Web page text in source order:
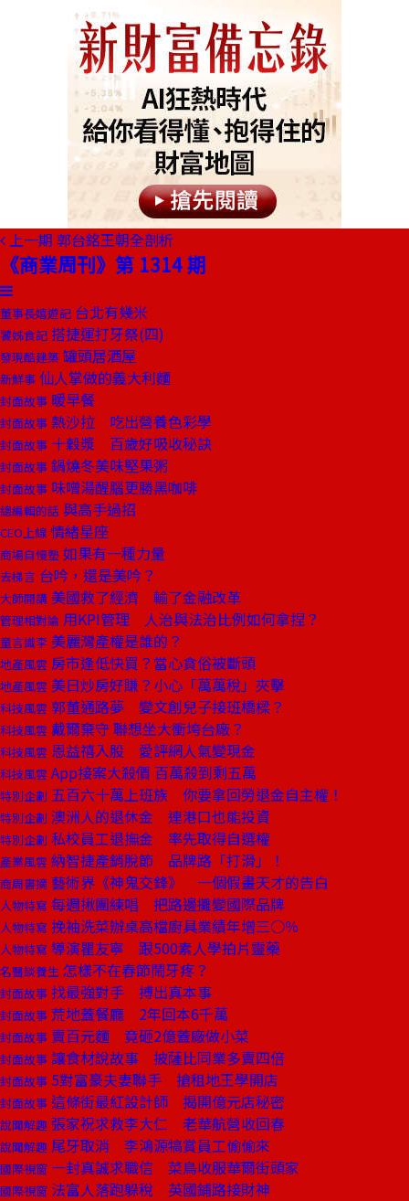
上一期 郭台銘王朝全剖析
《商業周刊》第 1314 期
董事長嬉遊記 台北有幾米
饕姊食記 搭捷運打牙祭(四)
發現酷建築 罐頭居酒屋
新鮮事 仙人掌做的義大利麵
封面故事 暖早餐
封面故事 熱沙拉 吃出營養色彩學
封面故事 十穀漿 百歲好吸收秘訣
封面故事 鍋燒冬美味堅果粥
封面故事 味噌湯醒腦更勝黑咖啡
總編輯的話 與高手過招
CEO上線 情緒星座
商場自慢塾 如果有一種力量
去梯言 台吟，還是美吟？
大師開講 美國救了經濟 輸了金融改革
管理相對論 用KPI管理 人治與法治比例如何拿捏？
童言識李 美麗灣產權是誰的？
地產風雲 房市逢低快買？當心貪俗被斷頭
地產風雲 美日炒房好賺？小心「萬萬稅」夾擊
科技風雲 郭董通路夢 變文創兒子接班橋樑？
科技風雲 戴爾棄守 聯想坐大衝垮台廠？
科技風雲 恩益禧入股 愛評網人氣變現金
科技風雲 App接案大殺價 百萬殺到剩五萬
特別企劃 五百六十萬上班族 你要拿回勞退金自主權！
特別企劃 澳洲人的退休金 連港口也能投資
特別企劃 私校員工退撫金 率先取得自選權
產業風雲 納智捷產銷脫節 品牌路「打滑」！
商周書摘 藝術界《神鬼交鋒》 一個假畫天才的告白
人物特寫 每週揪團練唱 把路邊攤變國際品牌
人物特寫 挽袖洗菜辦桌高檔廚具業績年增三○％
人物特寫 導演瞿友寧 跟500素人學拍片靈藥
名醫談養生 怎樣不在春節鬧牙疼？
封面故事 找最強對手 搏出真本事
封面故事 荒地蓋餐廳 2年回本6千萬
封面故事 賣百元麵 竟砸2億蓋廠做小菜
封面故事 讓食材說故事 披薩比同業多賣四倍
封面故事 5對富豪夫妻聯手 搶租地王學開店
封面故事 這條街最紅設計師 揭開億元店秘密
說聞解趣 張家祝求救李大仁 老華航營收回春
說聞解趣 尾牙取消 李鴻源犒賞員工偷偷來
國際視窗 一封真誠求職信 菜鳥收服華爾街頭家
國際視窗 法富人落跑躲稅 英國鋪路接財神